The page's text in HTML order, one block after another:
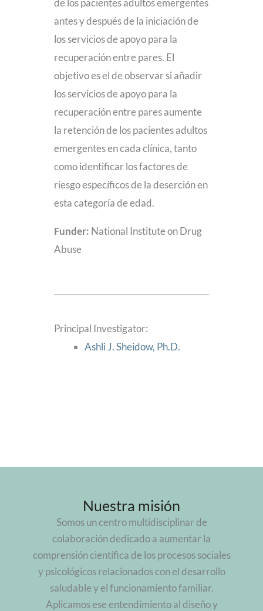
antes y después de la iniciación de
los servicios de apoyo para la
recuperación entre pares. El
objetivo es el de observar si añadir
los servicios de apoyo para la
recuperación entre pares aumente
la retención de los pacientes adultos
emergentes en cada clínica, tanto
como identificar los factores de
riesgo específicos de la deserción en
esta categoría de edad.
Funder: National Institute on Drug
Abuse
Principal Investigator:
Ashli J. Sheidow, Ph.D.
Nuestra misión
Somos un centro multidisciplinar de
colaboración dedicado a aumentar la
comprensión científica de los procesos sociales
y psicológicos relacionados con el desarrollo
saludable y el funcionamiento familiar.
Aplicamos ese entendimiento al diseño y